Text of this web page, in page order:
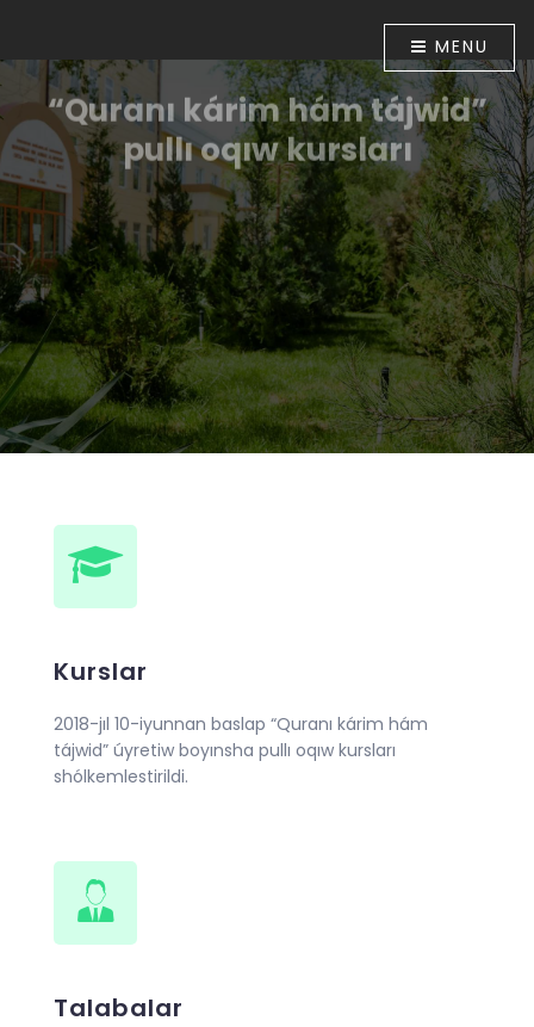
MENU
“Quranı kárim hám tájwid”
pullı oqıw kursları
Ózbekstan Respublikası Prezidentiniń “Diniy-
aǵartıwshılıq tarawınıń jumısın túpkilikli jetilistiriw
ilajları haqqında”ǵı 2018-jıl 16-apreldegi PP-5416-sanlı
Pármanı menen tastıyıqlanǵan ilajlar
Baǵdarlamasınıń 6-bántinde belgilengen
wazıypalardıń orınlanıwın támiyinlew maqsetinde
Ózbekstan musılmanları mákemesiniń 2018-jıl 30-
apreldegi 01A/056-sanlı buyrıǵı tastıyıqlanǵan. Usı
múnásibet penen Muhammad ibn Ahmad al-Beruniy
Kurslar
2018-jıl 10-iyunnan baslap “Quranı kárim hám
tájwid” úyretiw boyınsha pullı oqıw kursları
shólkemlestirildi.
Talabalar